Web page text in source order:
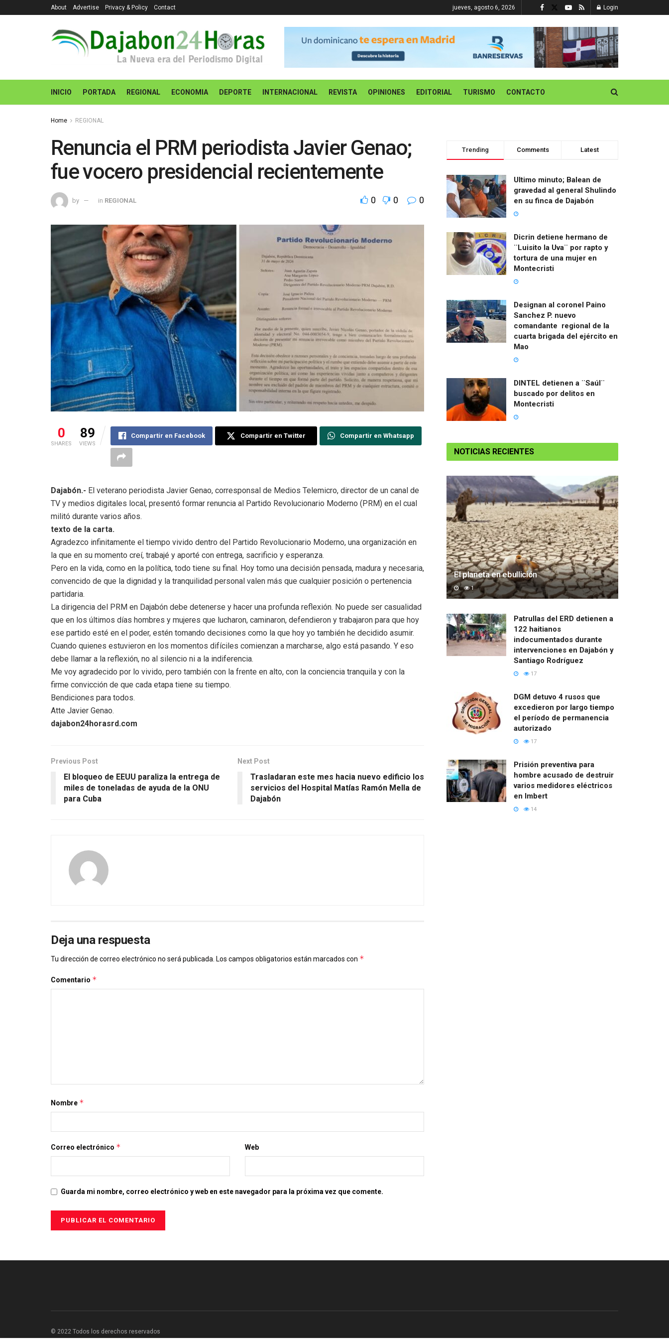
About Advertise Privacy & Policy Contact jueves, agosto 6, 2026 Login
INICIO PORTADA REGIONAL ECONOMIA DEPORTE INTERNACIONAL REVISTA OPINIONES EDITORIAL TURISMO CONTACTO
Home REGIONAL
Renuncia el PRM periodista Javier Genao;
fue vocero presidencial recientemente
by in REGIONAL 0 0 0
0
SHARES
89
VIEWS
Compartir en Facebook Compartir en Twitter Compartir en Whatsapp
Dajabón.- El veterano periodista Javier Genao, corresponsal de Medios Telemicro, director de un canal de
TV y medios digitales local, presentó formar renuncia al Partido Revolucionario Moderno (PRM) en el cual
militó durante varios años.
texto de la carta.
Agradezco infinitamente el tiempo vivido dentro del Partido Revolucionario Moderno, una organización en
la que en su momento creí, trabajé y aporté con entrega, sacrificio y esperanza.
Pero en la vida, como en la política, todo tiene su final. Hoy tomo una decisión pensada, madura y necesaria,
convencido de que la dignidad y la tranquilidad personal valen más que cualquier posición o pertenencia
partidaria.
La dirigencia del PRM en Dajabón debe detenerse y hacer una profunda reflexión. No puede ser casualidad
que en los últimos días hombres y mujeres que lucharon, caminaron, defendieron y trabajaron para que hoy
ese partido esté en el poder, estén tomando decisiones como la que hoy yo también he decidido asumir.
Cuando quienes estuvieron en los momentos difíciles comienzan a marcharse, algo está pasando. Y eso
debe llamar a la reflexión, no al silencio ni a la indiferencia.
Me voy agradecido por lo vivido, pero también con la frente en alto, con la conciencia tranquila y con la
firme convicción de que cada etapa tiene su tiempo.
Bendiciones para todos.
Atte Javier Genao.
dajabon24horasrd.com
Previous Post
El bloqueo de EEUU paraliza la entrega de
miles de toneladas de ayuda de la ONU
para Cuba
Next Post
Trasladaran este mes hacia nuevo edificio los
servicios del Hospital Matías Ramón Mella de
Dajabón
Deja una respuesta
Tu dirección de correo electrónico no será publicada. Los campos obligatorios están marcados con *
Comentario *
Nombre *
Correo electrónico * Web
Guarda mi nombre, correo electrónico y web en este navegador para la próxima vez que comente.
Trending Comments Latest
Ultimo minuto; Balean de
gravedad al general Shulindo
en su finca de Dajabón
Dicrin detiene hermano de
¨Luisito la Uva¨ por rapto y
tortura de una mujer en
Montecristi
Designan al coronel Paino
Sanchez P. nuevo
comandante regional de la
cuarta brigada del ejército en
Mao
DINTEL detienen a ¨Saúl¨
buscado por delitos en
Montecristi
NOTICIAS RECIENTES
El planeta en ebullición
1
Patrullas del ERD detienen a
122 haitianos
indocumentados durante
intervenciones en Dajabón y
Santiago Rodríguez
17
DGM detuvo 4 rusos que
excedieron por largo tiempo
el período de permanencia
autorizado
17
Prisión preventiva para
hombre acusado de destruir
varios medidores eléctricos
en Imbert
14
© 2022 Todos los derechos reservados